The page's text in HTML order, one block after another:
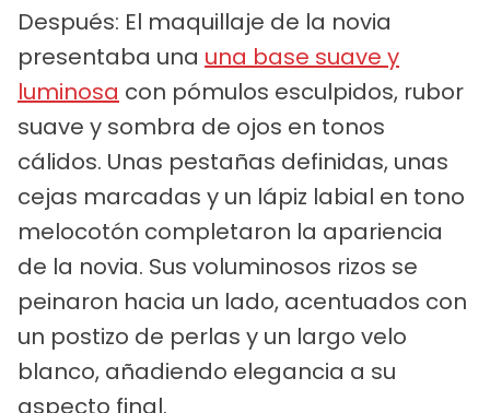
Después: El maquillaje de la novia
presentaba una una base suave y
luminosa con pómulos esculpidos, rubor
suave y sombra de ojos en tonos
cálidos. Unas pestañas definidas, unas
cejas marcadas y un lápiz labial en tono
melocotón completaron la apariencia
de la novia. Sus voluminosos rizos se
peinaron hacia un lado, acentuados con
un postizo de perlas y un largo velo
blanco, añadiendo elegancia a su
aspecto final.